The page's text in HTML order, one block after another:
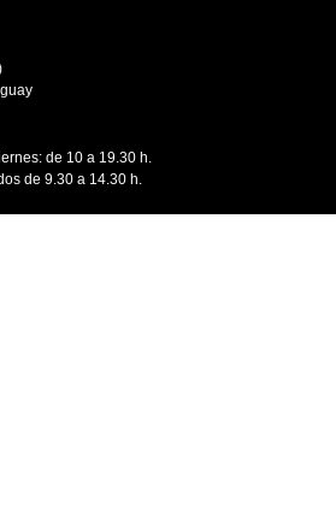
de 10 a 19.30 h.
de 9.30 a 14.30 h.